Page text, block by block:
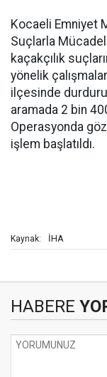
Kocaeli Emniyet
Suçlarla
kaçakçılık
yönelik
ilçesinde
aramada 2 bin
Operasyonda
işlem başlatıldı.
Kaynak: İHA
HABERE